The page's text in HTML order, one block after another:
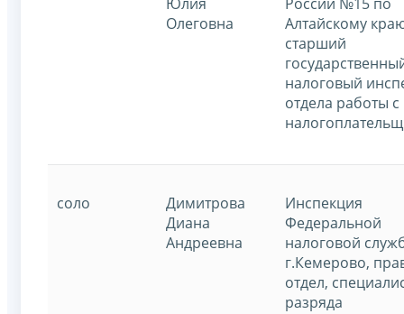
Олеговна
Алтайскому
старший
налоговый
отдела работы с
соло
Димитрова
Диана
Андреевна
Инспекция
Федеральной
налоговой
г.Кемерово,
отдел,
разряда